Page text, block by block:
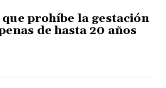
prohíbe la gestación
de hasta 20 años